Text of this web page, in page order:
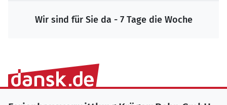
Wir sind für Sie da - 7 Tage die Woche